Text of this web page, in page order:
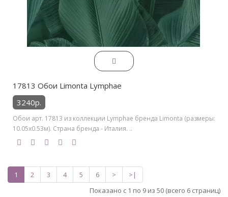
17813 Обои Limonta Lymphae
3240р.
Обои арт. 17813 из коллекции Lymphae бренда Limonta (размеры:
10.05х0.53м). Страна бренда - Италия. ..
1 2 3 4 5 6 >
>|
Показано с 1 по 9 из 50 (всего 6 страниц)